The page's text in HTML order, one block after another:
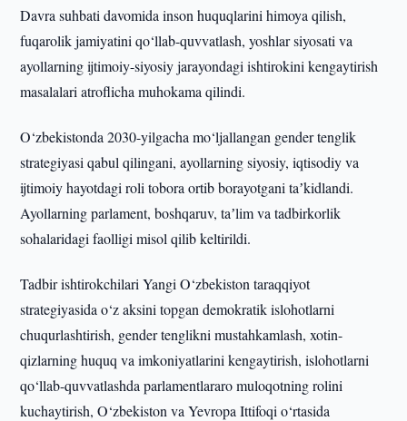
Davra suhbati davomida inson huquqlarini himoya qilish,
fuqarolik jamiyatini qo‘llab-quvvatlash, yoshlar siyosati va
ayollarning ijtimoiy-siyosiy jarayondagi ishtirokini kengaytirish
masalalari atroflicha muhokama qilindi.
O‘zbekistonda 2030-yilgacha mo‘ljallangan gender tenglik
strategiyasi qabul qilingani, ayollarning siyosiy, iqtisodiy va
ijtimoiy hayotdagi roli tobora ortib borayotgani taʼkidlandi.
Ayollarning parlament, boshqaruv, taʼlim va tadbirkorlik
sohalaridagi faolligi misol qilib keltirildi.
Tadbir ishtirokchilari Yangi O‘zbekiston taraqqiyot
strategiyasida o‘z aksini topgan demokratik islohotlarni
chuqurlashtirish, gender tenglikni mustahkamlash, xotin-
qizlarning huquq va imkoniyatlarini kengaytirish, islohotlarni
qo‘llab-quvvatlashda parlamentlararo muloqotning rolini
kuchaytirish, O‘zbekiston va Yevropa Ittifoqi o‘rtasida